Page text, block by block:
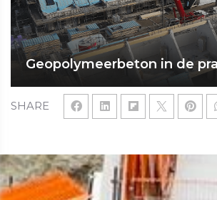
SHARE
Geopolymeerbeton in de